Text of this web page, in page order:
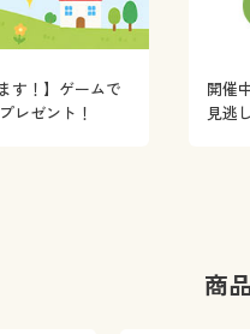
す！】ゲームで
レゼント！
開催
見逃
商